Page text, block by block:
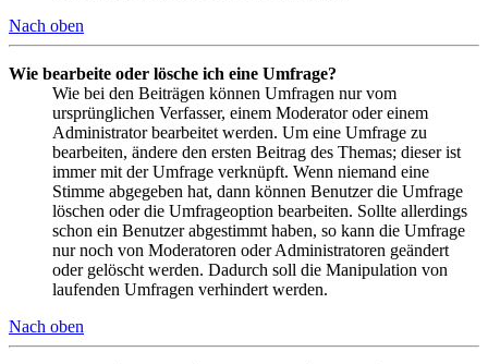
Nach oben
Wie bearbeite oder lösche ich eine Umfrage?
Wie bei den Beiträgen können Umfragen nur vom
ursprünglichen Verfasser, einem Moderator oder einem
Administrator bearbeitet werden. Um eine Umfrage zu
bearbeiten, ändere den ersten Beitrag des Themas; dieser ist
immer mit der Umfrage verknüpft. Wenn niemand eine
Stimme abgegeben hat, dann können Benutzer die Umfrage
löschen oder die Umfrageoption bearbeiten. Sollte allerdings
schon ein Benutzer abgestimmt haben, so kann die Umfrage
nur noch von Moderatoren oder Administratoren geändert
oder gelöscht werden. Dadurch soll die Manipulation von
laufenden Umfragen verhindert werden.
Nach oben